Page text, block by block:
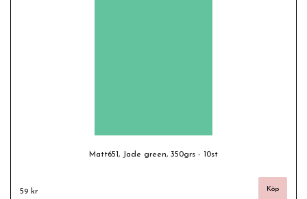
Matt651, Jade green, 350grs - 10st
59 kr